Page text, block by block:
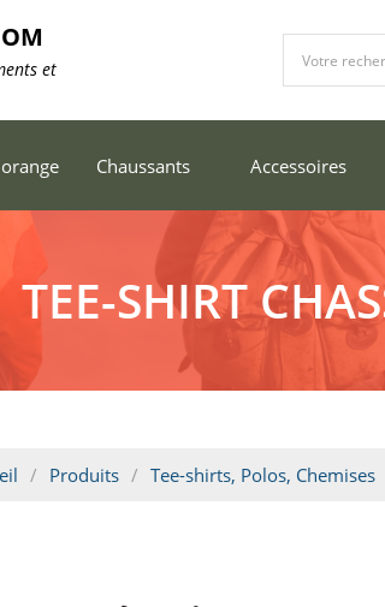
et
Chaussants Accessoires
TEE-SHIRT
Produits Tee-shirts, Polos, Chemises